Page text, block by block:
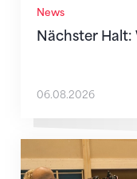
News
Nächster
06.08.2026
Mit klaren Zielen